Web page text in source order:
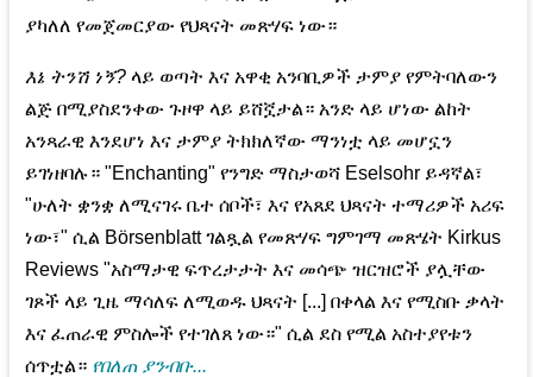
ያካለለ የመጀመርያው የህጻናት መጽሃፍ ነው።
እኔ ትንሽ ነኝ? ላይ ወጣት እና አዋቂ አንባቢዎች ታምያ የምትባለውን
ልጅ በሚያስደንቀው ጉዞዋ ላይ ይሸኟታል። አንድ ላይ ሆነው ልከት
አንጻራዊ እንደሆነ እና ታምያ ትክክለኛው ማንነቷ ላይ መሆኗን
ይገነዘባሉ። "Enchanting" የንግድ ማስታወሻ Eselsohr ይዳኛል፣
"ሁለት ቋንቋ ለሚናገሩ ቤተ ሰቦች፣ እና የአጸደ ህጻናት ተማሪዎች አሪፍ
ነው፣" ሲል Börsenblatt ገልጿል የመጽሃፍ ግምገማ መጽሄት Kirkus
Reviews "አስማታዊ ፍጥረታታት እና መሳጭ ዝርዝሮች ያሏቸው
ገጾች ላይ ጊዜ ማሳለፍ ለሚወዱ ህጻናት [...] በቀላል እና የሚስቡ ቃላት
እና ፈጠራዊ ምስሎች የተገለጸ ነው።" ሲል ደስ የሚል አስተያየቱን
ሰጥቷል። የበለጠ ያንብቡ...